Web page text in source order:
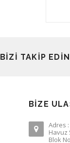
BIZI TAKIP EDIN
BIZE
Adres
Havuz
Blok